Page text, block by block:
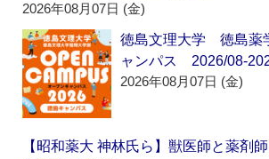
2026年08月07日 (金)
徳島文理大学 徳島薬
ャンパス 2026/08-
2026年08月07日 (金)
【昭和薬大 神林氏ら】獣医師と薬剤